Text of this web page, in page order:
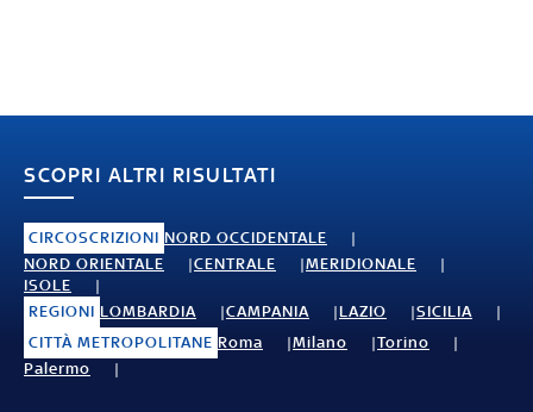
SCOPRI ALTRI RISULTATI
CIRCOSCRIZIONI NORD OCCIDENTALE
NORD ORIENTALE
CENTRALE
MERIDIONALE
ISOLE
REGIONI LOMBARDIA CAMPANIA LAZIO
SICILIA
CITTÀ METROPOLITANE Roma Milano
Torino
Palermo